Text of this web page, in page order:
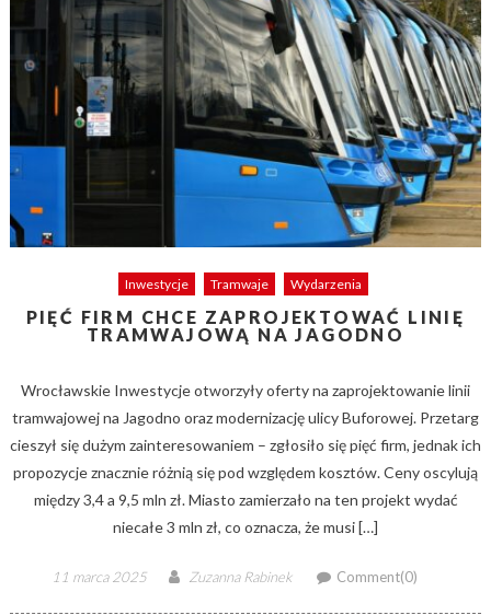
Inwestycje Tramwaje Wydarzenia
PIĘĆ FIRM CHCE ZAPROJEKTOWAĆ LINIĘ
TRAMWAJOWĄ NA JAGODNO
Wrocławskie Inwestycje otworzyły oferty na zaprojektowanie linii
tramwajowej na Jagodno oraz modernizację ulicy Buforowej. Przetarg
cieszył się dużym zainteresowaniem – zgłosiło się pięć firm, jednak ich
propozycje znacznie różnią się pod względem kosztów. Ceny oscylują
między 3,4 a 9,5 mln zł. Miasto zamierzało na ten projekt wydać
niecałe 3 mln zł, co oznacza, że musi […]
Posted
11 marca 2025 Author
Zuzanna Rabinek Comment(0)